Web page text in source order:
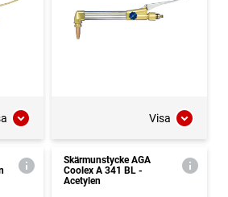
Visa
Skärmunstycke AGA
Coolex A 341 BL -
Acetylen